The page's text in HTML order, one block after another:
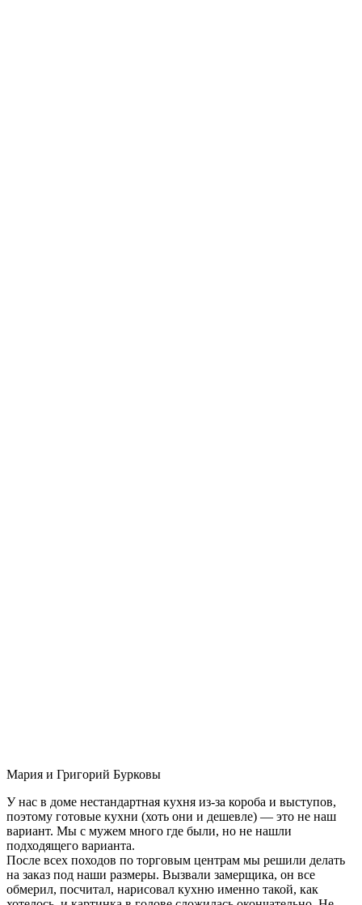
Мария и Григорий Бурковы
У нас в доме нестандартная кухня из-за короба и выступов,
поэтому готовые кухни (хоть они и дешевле) — это не наш
вариант. Мы с мужем много где были, но не нашли
подходящего варианта.
После всех походов по торговым центрам мы решили делать
на заказ под наши размеры. Вызвали замерщика, он все
обмерил, посчитал, нарисовал кухню именно такой, как